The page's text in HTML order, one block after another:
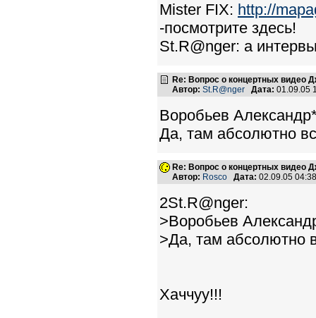
Mister FIX: http://
-посмотрите здесь!
St.R@nger: а
Re: Вопрос о концертных видео
Автор: St.R@nger Дата: 01.09.05
Воробьев
Да, там абсолютно
Re: Вопрос о концертных видео
Автор: Rosco Дата: 02.09.05
2St.R@nger:
>Воробьев
>Да, там абсолютно
Хаччуу!!!